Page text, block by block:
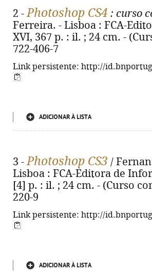
2 -Photoshop CS4 : curso
Ferreira. - Lisboa : FCA-
XVI, 367 p. : il. ; 24 cm. -
722-406-7
Link persistente: http://
ADICIONAR À LISTA
3 -Photoshop CS3 /
Lisboa : FCA-Editora de
[4] p. : il. ; 24 cm. - (Curso
220-9
Link persistente: http://
ADICIONAR À LISTA